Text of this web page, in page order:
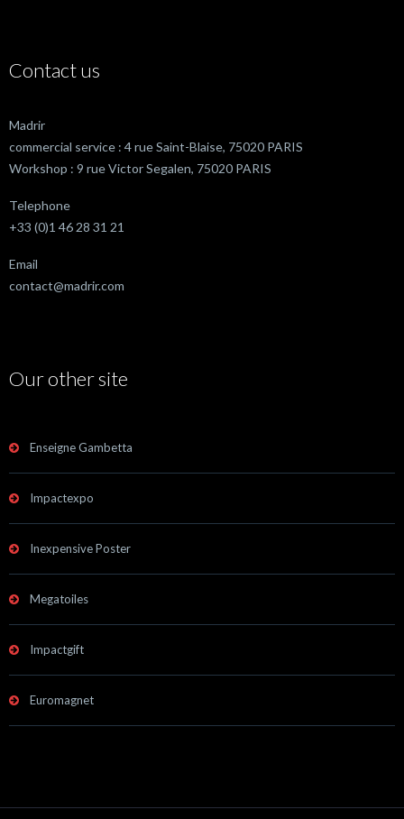
Contact us
Madrir
commercial service : 4 rue Saint-Blaise, 75020 PARIS
Workshop : 9 rue Victor Segalen, 75020 PARIS
Telephone
+33 (0)1 46 28 31 21
Email
contact@madrir.com
Our other site
Enseigne Gambetta
Impactexpo
Inexpensive Poster
Megatoiles
Impactgift
Euromagnet